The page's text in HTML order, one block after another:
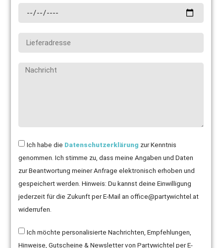
Ich habe die Datenschutzerklärung zur Kenntnis
genommen. Ich stimme zu, dass meine Angaben und Daten
zur Beantwortung meiner Anfrage elektronisch erhoben und
gespeichert werden. Hinweis: Du kannst deine Einwilligung
jederzeit für die Zukunft per E-Mail an office@partywichtel.at
widerrufen.
Ich möchte personalisierte Nachrichten, Empfehlungen,
Hinweise, Gutscheine & Newsletter von Partywichtel per E-